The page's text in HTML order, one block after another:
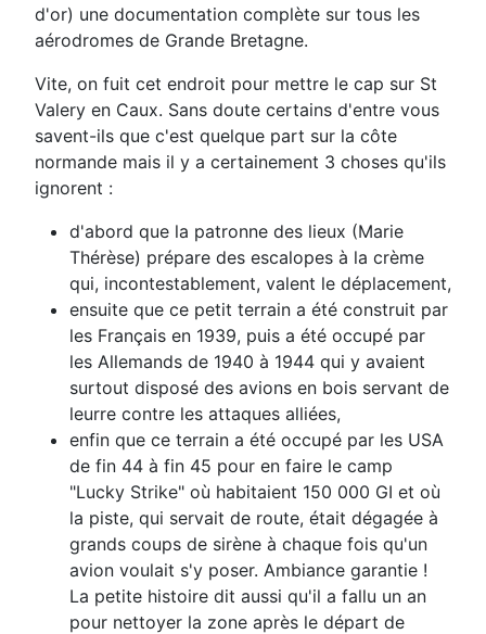
d'or) une documentation complète sur tous les
aérodromes de Grande Bretagne.
Vite, on fuit cet endroit pour mettre le cap sur St
Valery en Caux. Sans doute certains d'entre vous
savent-ils que c'est quelque part sur la côte
normande mais il y a certainement 3 choses qu'ils
ignorent :
d'abord que la patronne des lieux (Marie
Thérèse) prépare des escalopes à la crème
qui, incontestablement, valent le déplacement,
ensuite que ce petit terrain a été construit par
les Français en 1939, puis a été occupé par
les Allemands de 1940 à 1944 qui y avaient
surtout disposé des avions en bois servant de
leurre contre les attaques alliées,
enfin que ce terrain a été occupé par les USA
de fin 44 à fin 45 pour en faire le camp
"Lucky Strike" où habitaient 150 000 GI et où
la piste, qui servait de route, était dégagée à
grands coups de sirène à chaque fois qu'un
avion voulait s'y poser. Ambiance garantie !
La petite histoire dit aussi qu'il a fallu un an
pour nettoyer la zone après le départ de